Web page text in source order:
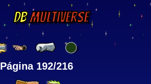
DBMultiverse
Página 192/216